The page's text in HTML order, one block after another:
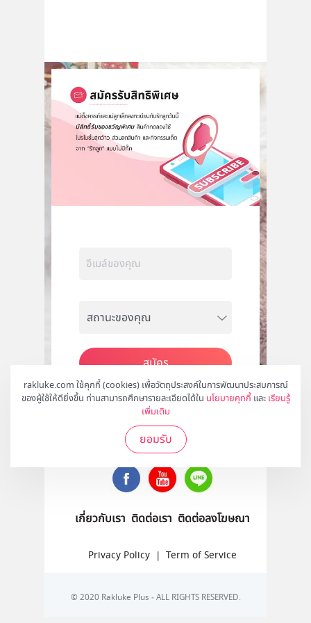
rakluke.com ใช้คุกกี้ (cookies) เพื่อวัตถุประสงค์ในการพัฒนาประสบการณ์
ของผู้ใช้ให้ดียิ่งขึ้น ท่านสามารถศึกษารายละเอียดได้ใน นโยบายคุกกี้ และ เรียนรู้
เพิ่มเติม
ยอมรับ
สมัคร
ติดตามเราได้ที่
เกี่ยวกับเรา ติดต่อเรา ติดต่อลงโฆษณา
Privacy Policy | Term of Service
© 2020 Rakluke Plus - ALL RIGHTS RESERVED.